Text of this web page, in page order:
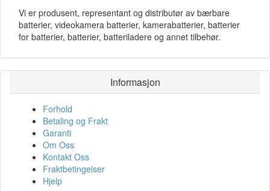
Vi er produsent, representant og distributør av bærbare
batterier, videokamera batterier, kamerabatterier, batterier
for batterier, batterier, batteriladere og annet tilbehør.
Informasjon
Forhold
Betaling og Frakt
Garanti
Om Oss
Kontakt Oss
Fraktbetingelser
Hjelp